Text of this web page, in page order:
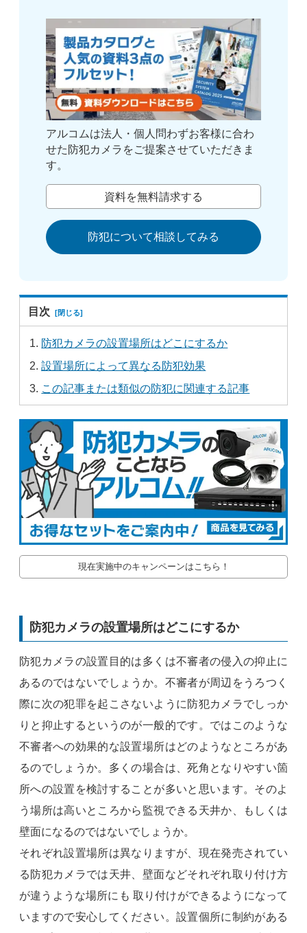
アルコムは法人・個人問わずお客様に合わ
せた防犯カメラをご提案させていただきま
す。
資料を無料請求する
防犯について相談してみる
目次
防犯カメラの設置場所はどこにするか
設置場所によって異なる防犯効果
この記事または類似の防犯に関連する記事
現在実施中のキャンペーンはこちら！
防犯カメラの設置場所はどこにするか
防犯カメラの設置目的は多くは不審者の侵入の抑止に
あるのではないでしょうか。不審者が周辺をうろつく
際に次の犯罪を起こさないように防犯カメラでしっか
りと抑止するというのが一般的です。ではこのような
不審者への効果的な設置場所はどのようなところがあ
るのでしょうか。多くの場合は、死角となりやすい箇
所への設置を検討することが多いと思います。そのよ
う場所は高いところから監視できる天井か、もしくは
壁面になるのではないでしょうか。
それぞれ設置場所は異なりますが、現在発売されてい
る防犯カメラでは天井、壁面などそれぞれ取り付け方
が違うような場所にも 取り付けができるようになって
いますので安心してください。設置個所に制約がある